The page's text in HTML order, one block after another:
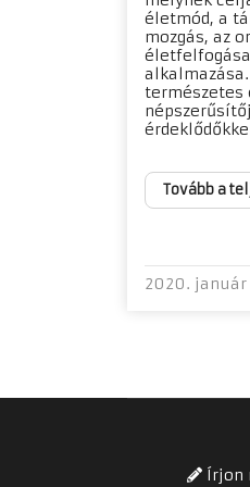
életmód, a
mozgás, az
természetes
Tovább a
2020. január
Írjon